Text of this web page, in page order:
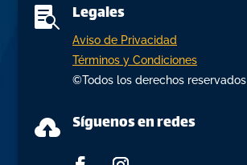
 Legales
Aviso de Privacidad
Términos y Condiciones
©Todos los derechos reservados
 Síguenos en redes